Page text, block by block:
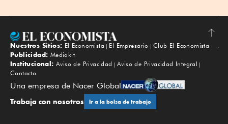
Subir
Nuestros Sitios: El Economista El Empresario
Club El Economista
Publicidad: Mediakit
Institucional: Aviso de Privacidad
Aviso de Privacidad Integral
Contacto
Una empresa de Nacer Global
Trabaja con nosotros Ir a la bolsa de trabajo